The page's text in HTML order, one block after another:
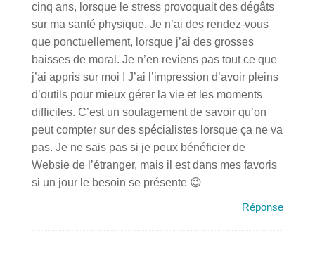
cinq ans, lorsque le stress provoquait des dégâts
sur ma santé physique. Je n’ai des rendez-vous
que ponctuellement, lorsque j’ai des grosses
baisses de moral. Je n’en reviens pas tout ce que
j’ai appris sur moi ! J’ai l’impression d’avoir pleins
d’outils pour mieux gérer la vie et les moments
difficiles. C’est un soulagement de savoir qu’on
peut compter sur des spécialistes lorsque ça ne va
pas. Je ne sais pas si je peux bénéficier de
Websie de l’étranger, mais il est dans mes favoris
si un jour le besoin se présente 😉
Réponse